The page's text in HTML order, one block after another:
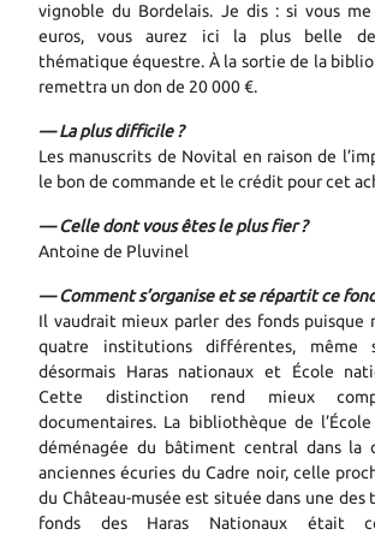
vignoble du Bordelais. Je dis : si vous
euros, vous aurez ici la plus belle
thématique équestre. À la sortie de la
remettra un don de 20 000 €.
— La plus difficile ?
Les manuscrits de Novital en raison de
le bon de commande et le crédit pour cet
— Celle dont vous êtes le plus fier ?
Antoine de Pluvinel
— Comment s’organise et se répartit ce
Il vaudrait mieux parler des fonds puisque
quatre institutions différentes, même
désormais Haras nationaux et École
Cette distinction rend mieux
documentaires. La bibliothèque de
déménagée du bâtiment central dans la
anciennes écuries du Cadre noir, celle
du Château-musée est située dans une des
fonds des Haras Nationaux était